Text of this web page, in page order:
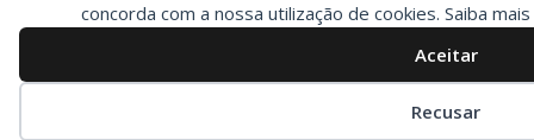
concorda com a nossa utilização de cookies. Saiba
Aceitar
Recusar